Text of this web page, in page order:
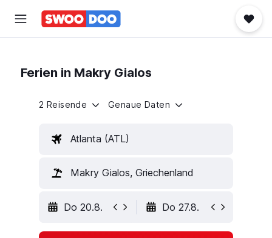
Ferien in Makry Gialos
2 Reisende Genaue Daten
Atlanta (ATL)
Makry Gialos, Griechenland
Do 20.8. Do 27.8.